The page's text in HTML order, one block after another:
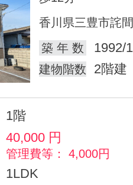
香川県三豊市詫
築 年 数
1992/
建物階数 2階建
1階
40,000 円
管理費等： 4,000円
1LDK